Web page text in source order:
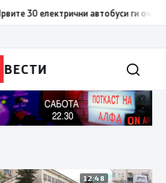
30 електрични автобуси ги
ВЕСТИ
12:48